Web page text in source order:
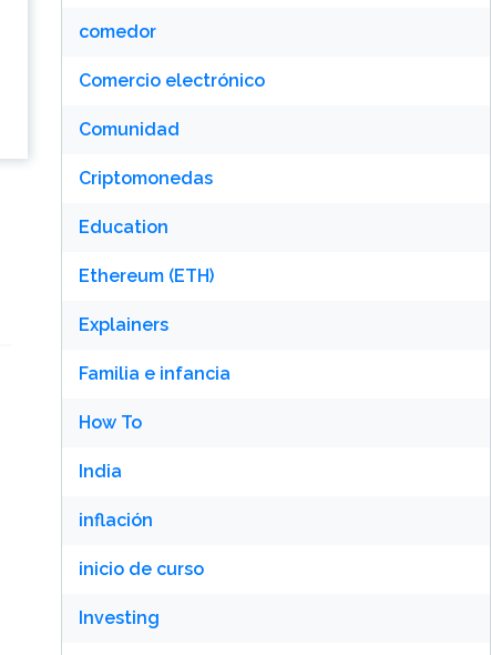
comedor
Comercio electrónico
Comunidad
Criptomonedas
Education
Ethereum (ETH)
Explainers
Familia e infancia
How To
India
inflación
inicio de curso
Investing